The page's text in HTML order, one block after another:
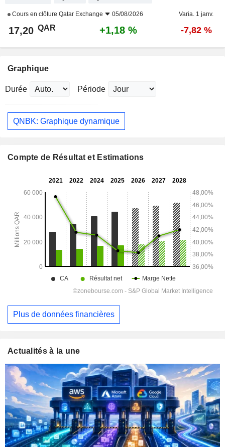
Cours en clôture Qatar Exchange 05/08/2026 Varia. 1 janv.
17,20 QAR +1,18 % -7,82 %
Graphique
Durée Période
QNBK: Graphique dynamique
Compte de Résultat et Estimations
Plus de données financières
Actualités à la une